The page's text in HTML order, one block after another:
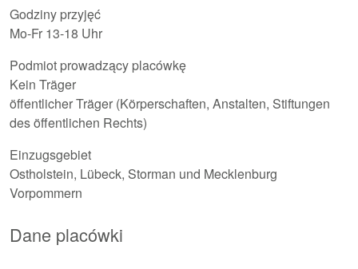
Godziny przyjęć
Mo-Fr 13-18 Uhr
Podmiot prowadzący placówkę
Kein Träger
öffentlicher Träger (Körperschaften, Anstalten, Stiftungen
des öffentlichen Rechts)
Einzugsgebiet
Ostholstein, Lübeck, Storman und Mecklenburg
Vorpommern
Dane placówki